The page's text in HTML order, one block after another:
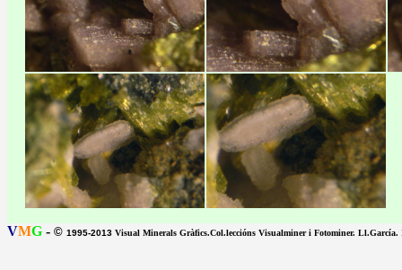
VMG - © 1995-2013 Visual Minerals Gràfics.Col.leccións Visualminer i Fotominer.